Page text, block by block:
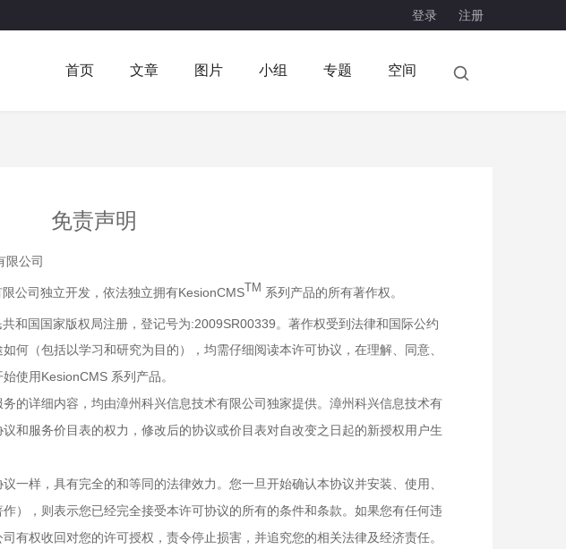
登录 注册
首页 文章 图片 小组 专题 空间
免责声明
限公司
公司独立开发，依法独立拥有KesionCMSTM 系列产品的所有著作权。
和国国家版权局注册，登记号为:2009SR00339。著作权受到法律和国际公约
何（包括以学习和研究为目的），均需仔细阅读本许可协议，在理解、同意、
使用KesionCMS 系列产品。
的详细内容，均由漳州科兴信息技术有限公司独家提供。漳州科兴信息技术有
和服务价目表的权力，修改后的协议或价目表对自改变之日起的新授权用户生
一样，具有完全的和等同的法律效力。您一旦开始确认本协议并安装、使用、
），则表示您已经完全接受本许可协议的所有的条件和条款。如果您有任何违
有权收回对您的许可授权，责令停止损害，并追究您的相关法律及经济责任。